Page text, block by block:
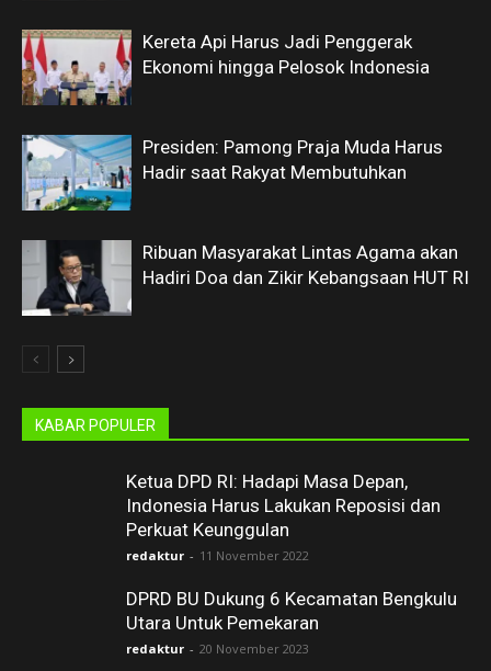
Kereta Api Harus Jadi Penggerak
Ekonomi hingga Pelosok Indonesia
Presiden: Pamong Praja Muda Harus
Hadir saat Rakyat Membutuhkan
Ribuan Masyarakat Lintas Agama akan
Hadiri Doa dan Zikir Kebangsaan HUT RI
KABAR POPULER
Ketua DPD RI: Hadapi Masa Depan,
Indonesia Harus Lakukan Reposisi dan
Perkuat Keunggulan
redaktur - 11 November 2022
DPRD BU Dukung 6 Kecamatan Bengkulu
Utara Untuk Pemekaran
redaktur - 20 November 2023